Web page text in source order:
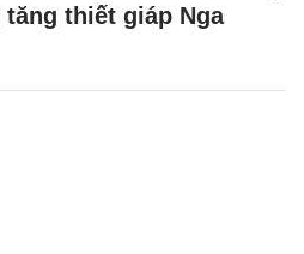
thiết giáp Nga